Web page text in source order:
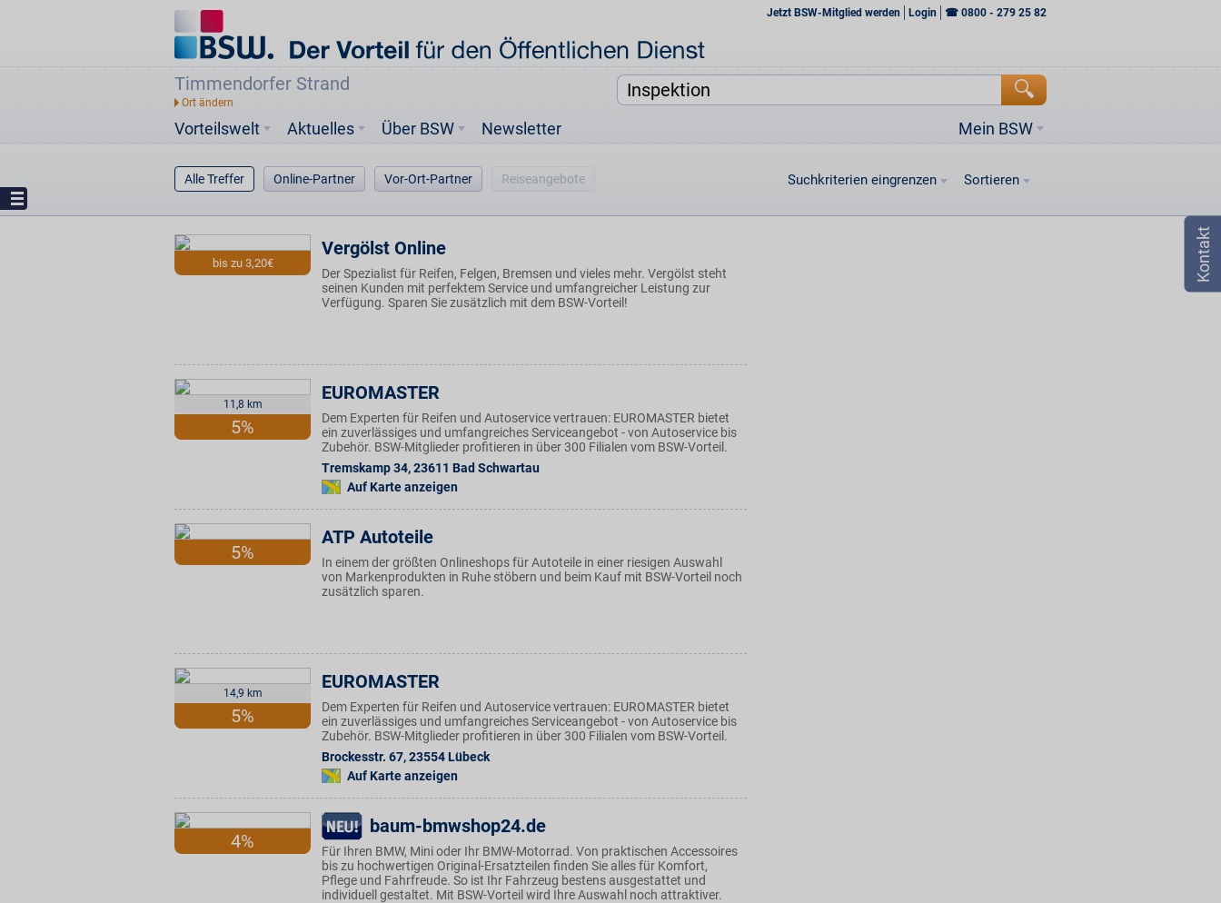
Jetzt BSW-Mitglied werden Login ☎ 0800 - 279 25 82
Timmendorfer Strand
Vorteilswelt Mein BSW
Aktuelles Über BSW Newsletter
Alle Treffer Online-Partner Vor-Ort-Partner Reiseangebote Suchkriterien eingrenzen Sortieren
bis zu 3,20€
Vergölst Online
Der Spezialist für Reifen, Felgen, Bremsen und vieles mehr. Vergölst steht
seinen Kunden mit perfektem Service und umfangreicher Leistung zur
Verfügung. Sparen Sie zusätzlich mit dem BSW-Vorteil!
11,8 km
5%
EUROMASTER
Dem Experten für Reifen und Autoservice vertrauen: EUROMASTER bietet
ein zuverlässiges und umfangreiches Serviceangebot - von Autoservice bis
Zubehör. BSW-Mitglieder profitieren in über 300 Filialen vom BSW-Vorteil.
Tremskamp 34,23611 Bad Schwartau
Auf Karte anzeigen
5%
ATP Autoteile
In einem der größten Onlineshops für Autoteile in einer riesigen Auswahl
von Markenprodukten in Ruhe stöbern und beim Kauf mit BSW-Vorteil noch
zusätzlich sparen.
14,9 km
5%
EUROMASTER
Dem Experten für Reifen und Autoservice vertrauen: EUROMASTER bietet
ein zuverlässiges und umfangreiches Serviceangebot - von Autoservice bis
Zubehör. BSW-Mitglieder profitieren in über 300 Filialen vom BSW-Vorteil.
Brockesstr. 67,23554 Lübeck
Auf Karte anzeigen
4%
baum-bmwshop24.de
Für Ihren BMW, Mini oder Ihr BMW-Motorrad. Von praktischen Accessoires
bis zu hochwertigen Original-Ersatzteilen finden Sie alles für Komfort,
Pflege und Fahrfreude. So ist Ihr Fahrzeug bestens ausgestattet und
individuell gestaltet. Mit BSW-Vorteil wird Ihre Auswahl noch attraktiver.